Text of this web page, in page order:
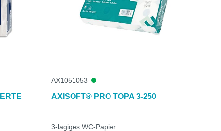
AX1051053
AXISOFT® PRO TOPA 3-250
3-lagiges WC-Papier